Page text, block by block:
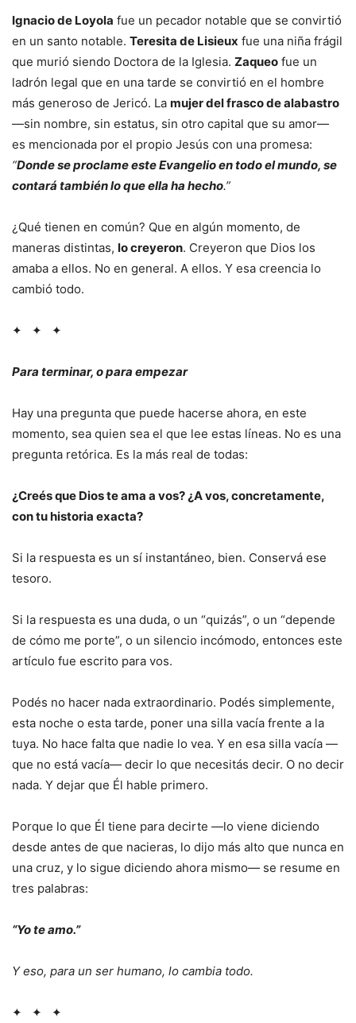
Ignacio de Loyola fue un pecador notable que se convirtió
en un santo notable. Teresita de Lisieux fue una niña frágil
que murió siendo Doctora de la Iglesia. Zaqueo fue un
ladrón legal que en una tarde se convirtió en el hombre
más generoso de Jericó. La mujer del frasco de alabastro
—sin nombre, sin estatus, sin otro capital que su amor—
es mencionada por el propio Jesús con una promesa:
“Donde se proclame este Evangelio en todo el mundo, se
contará también lo que ella ha hecho.”
¿Qué tienen en común? Que en algún momento, de
maneras distintas, lo creyeron. Creyeron que Dios los
amaba a ellos. No en general. A ellos. Y esa creencia lo
cambió todo.
✦ ✦ ✦
Para terminar, o para empezar
Hay una pregunta que puede hacerse ahora, en este
momento, sea quien sea el que lee estas líneas. No es una
pregunta retórica. Es la más real de todas:
¿Creés que Dios te ama a vos? ¿A vos, concretamente,
con tu historia exacta?
Si la respuesta es un sí instantáneo, bien. Conservá ese
tesoro.
Si la respuesta es una duda, o un “quizás”, o un “depende
de cómo me porte”, o un silencio incómodo, entonces este
artículo fue escrito para vos.
Podés no hacer nada extraordinario. Podés simplemente,
esta noche o esta tarde, poner una silla vacía frente a la
tuya. No hace falta que nadie lo vea. Y en esa silla vacía —
que no está vacía— decir lo que necesitás decir. O no decir
nada. Y dejar que Él hable primero.
Porque lo que Él tiene para decirte —lo viene diciendo
desde antes de que nacieras, lo dijo más alto que nunca en
una cruz, y lo sigue diciendo ahora mismo— se resume en
tres palabras:
“Yo te amo.”
Y eso, para un ser humano, lo cambia todo.
✦ ✦ ✦